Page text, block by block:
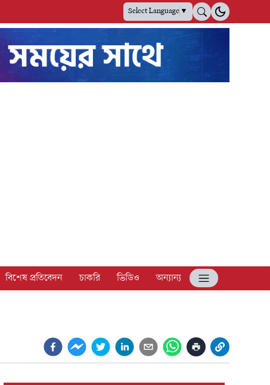
Select Language▼
বিশেষ প্রতিবেদন চাকরি ভিডিও
অন্যান্য